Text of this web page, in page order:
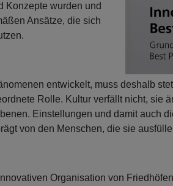
Konzepte wurden und
Ansätze, die sich
entwickelt, muss deshalb
Rolle. Kultur verfällt nicht, sie
Einstellungen und damit auch
von den Menschen, die sie
Organisation von